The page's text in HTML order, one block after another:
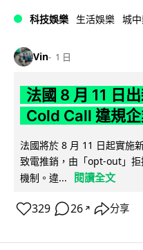
科技娛樂 生活娛樂 城
Vin 1 日
法國 8 月 11 日
Cold Call 違規
法國將於 8 月 11 日起實施
致電推銷，由「opt-out」
機制。違...
閱讀全文
329 26 ↗ 分享